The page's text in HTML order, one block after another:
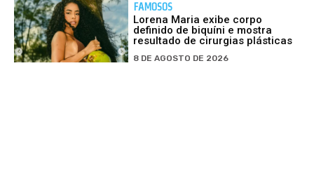
FAMOSOS
Lorena Maria exibe corpo
definido de biquíni e mostra
resultado de cirurgias plásticas
8 DE AGOSTO DE 2026